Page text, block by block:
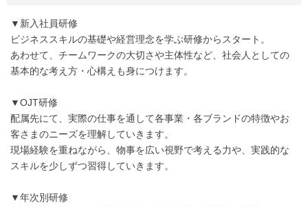
▼新入社員研修
ビジネススキルの基礎や経営理念を学ぶ研修からスタート。
あわせて、チームワークの大切さや主体性など、社会人としての
基本的な考え方・心構えも身につけます。
▼OJT研修
配属先にて、実際の仕事を通して各事業・各ブランドの特徴やお
客さまのニーズを理解していきます。
現場経験を重ねながら、物事を広い視野で考える力や、実践的な
スキルを少しずつ習得していきます。
▼年次別研修